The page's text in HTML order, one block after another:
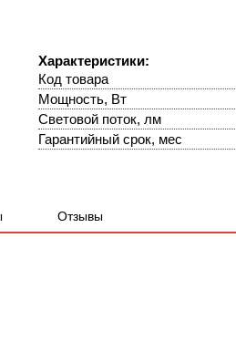
Характеристики:
Код товара
Мощность, Вт
Световой поток, лм
Гарантийный срок, мес
Отзывы